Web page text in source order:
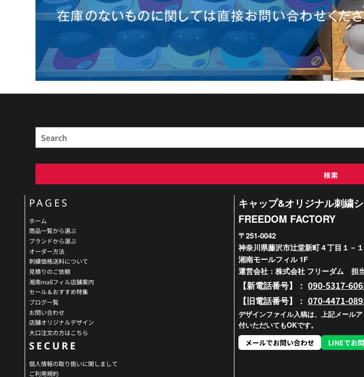
検索
PAGES
ホーム
商品一覧から選ぶ
ブランドから選ぶ
オーダー方法
刺繍価格送料について
見積りのご依頼
湘南mallフィル店舗案内
セール＆おすすめ特集
ブログ一覧
お問い合わせ
店舗オリジナルデザイン
大口注文の方はこちら
SECURE
個人情報の取り扱いに関しまして
ご利用規約
キャップ&オリジナル刺繍
FREEDOM FACTORY
〒251-0042
神奈川県藤沢市辻堂新町４丁目１－１
湘南モールフィル 1F
運営会社：株式会社 フリーダム 担
【新電話番号】：090-5317-
【旧電話番号】：070-4471-
デザインファイル入稿は、上記メール
付いただいてもOKです。
メールでお問い合わせ
LINEでお